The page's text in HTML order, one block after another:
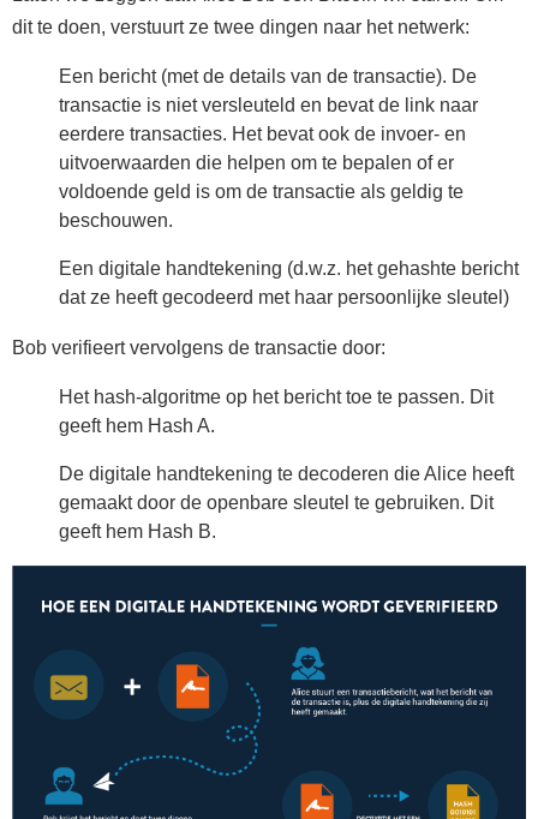
dit te doen, verstuurt ze twee dingen naar het netwerk:
Een bericht (met de details van de transactie). De
transactie is niet versleuteld en bevat de link naar
eerdere transacties. Het bevat ook de invoer- en
uitvoerwaarden die helpen om te bepalen of er
voldoende geld is om de transactie als geldig te
beschouwen.
Een digitale handtekening (d.w.z. het gehashte bericht
dat ze heeft gecodeerd met haar persoonlijke sleutel)
Bob verifieert vervolgens de transactie door:
Het hash-algoritme op het bericht toe te passen. Dit
geeft hem Hash A.
De digitale handtekening te decoderen die Alice heeft
gemaakt door de openbare sleutel te gebruiken. Dit
geeft hem Hash B.